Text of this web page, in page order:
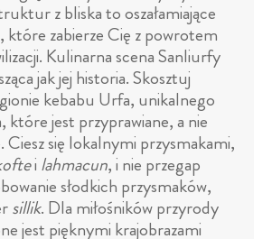
z bliska to oszałamiające
które zabierze Cię z powrotem
Kulinarna scena Sanliurfy
jak jej historia. Skosztuj
kebabu Urfa, unikalnego
które jest przyprawiane, a nie
Ciesz się lokalnymi przysmakami,
i lahmacun, i nie przegap
słodkich przysmaków,
sillik. Dla miłośników przyrody
jest pięknymi krajobrazami